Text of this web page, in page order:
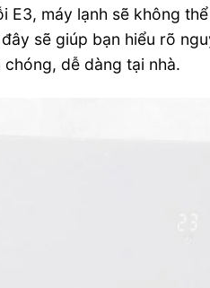
E3, máy lạnh sẽ không
sẽ giúp bạn hiểu rõ
dễ dàng tại nhà.